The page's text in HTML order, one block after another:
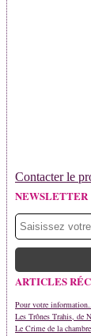
Contacter le
NEWSLETTER
ARTICLES
Pour votre
Les Trônes Trahis, de
Le Crime de la